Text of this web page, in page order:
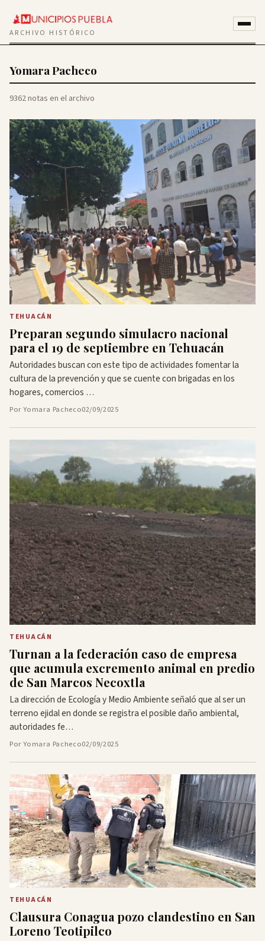
ARCHIVO HISTÓRICO
Yomara Pacheco
9362 notas en el archivo
TEHUACÁN
Preparan segundo simulacro nacional
para el 19 de septiembre en Tehuacán
Autoridades buscan con este tipo de actividades fomentar la
cultura de la prevención y que se cuente con brigadas en los
hogares, comercios …
Por Yomara Pacheco02/09/2025
TEHUACÁN
Turnan a la federación caso de empresa
que acumula excremento animal en predio
de San Marcos Necoxtla
La dirección de Ecología y Medio Ambiente señaló que al ser un
terreno ejidal en donde se registra el posible daño ambiental,
autoridades fe…
Por Yomara Pacheco02/09/2025
TEHUACÁN
Clausura Conagua pozo clandestino en San
Loreno Teotipilco